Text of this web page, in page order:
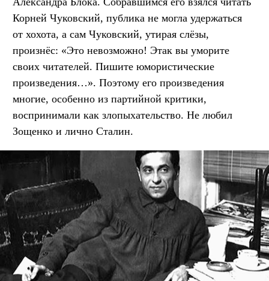
Корней Чуковский, публика не могла удержаться
от хохота, а сам Чуковский, утирая слёзы,
произнёс: «Это невозможно! Этак вы уморите
своих читателей. Пишите юмористические
произведения…». Поэтому его произведения
многие, особенно из партийной критики,
воспринимали как злопыхательство. Не любил
Зощенко и лично Сталин.